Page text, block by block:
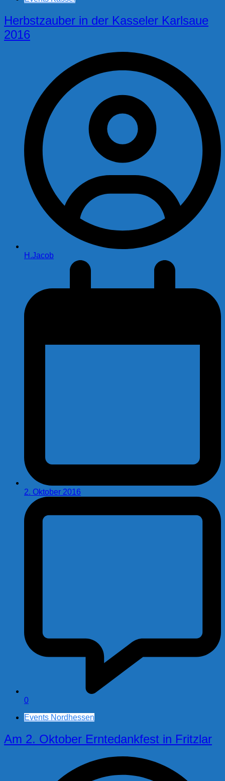
Herbstzauber in der Kasseler Karlsaue
2016
H.Jacob
2. Oktober 2016
0
Events Nordhessen
Am 2. Oktober Erntedankfest in Fritzlar